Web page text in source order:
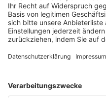
Mainzer Landstr. 251
60326 Frankfurt am Main
E-Mail:info@ruw.de
Web:https://www.ruw.de
AGB